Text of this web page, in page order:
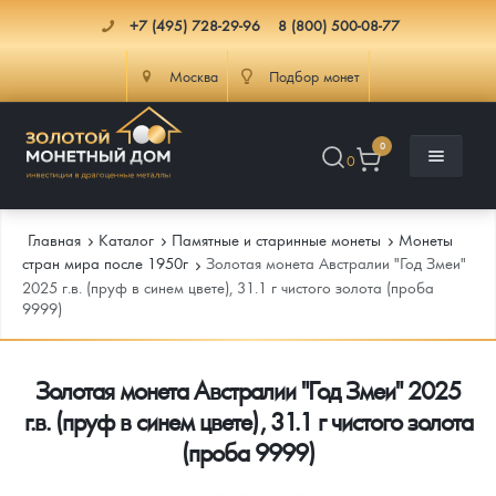
+7 (495) 728-29-96 8 (800) 500-08-77
Москва Подбор монет
0
0
Каталог
Инвестиционные монеты
Монеты Россия и СССР
Памятные и старинные монеты
Как сделать заказ
Доставка
Главная Каталог Памятные и старинные монеты
Монеты
стран мира после 1950г
Золотая монета Австралии "Год Змеи"
2025 г.в. (пруф в синем цвете), 31.1 г чистого золота (проба
9999)
Золотая монета Австралии "Год Змеи" 2025
г.в. (пруф в синем цвете), 31.1 г чистого золота
(проба 9999)